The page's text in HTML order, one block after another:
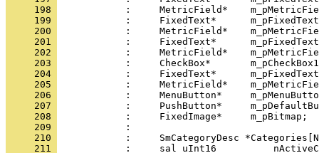
     198
     199
     200
     201
     202
     203
     204
     205
     206
     207
     208
     209
     210
     211